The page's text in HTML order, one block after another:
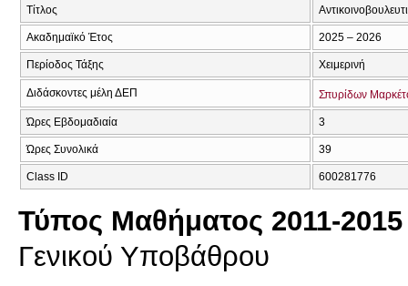
Τίτλος
Ακαδημαϊκό Έτος 2025 – 2026
Περίοδος Τάξης Χειμερινή
Διδάσκοντες μέλη ΔΕΠ Σπυρίδων
Ώρες Εβδομαδιαία 3
Ώρες Συνολικά 39
Class ID 600281776
Τύπος Μαθήματος 2011-2015
Γενικού Υποβάθρου